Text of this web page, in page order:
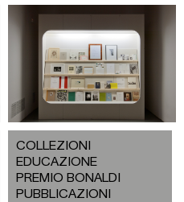
COLLEZIONI
EDUCAZIONE
PREMIO BONALDI
PUBBLICAZIONI